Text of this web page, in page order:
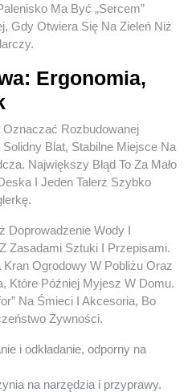
Ma Być „sercem”
Gdy Otwiera Się Na Zieleń Niż
Ergonomia,
Rozbudowanej
Blat, Stabilne Miejsce Na
Największy Błąd To Za Mało
I Jeden Talerz Szybko
Doprowadzenie Wody I
Zasadami Sztuki I Przepisami.
Ogrodowy W Pobliżu Oraz
Które Później Myjesz W Domu.
Na Śmieci I Akcesoria, Bo
Żywności.
i odkładanie, odporny na
na narzędzia i przyprawy.